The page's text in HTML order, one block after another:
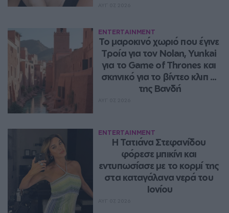
ENTERTAINMENT
Το μαροκινό χωριό που έγινε
Τροία για τον Nolan, Yunkai
για το Game of Thrones και
σκηνικό για το βίντεο κλιπ ...
της Βανδή
ENTERTAINMENT
Η Τατιάνα Στεφανίδου
φόρεσε μπικίνι και
εντυπωσίασε με το κορμί της
στα καταγάλανα νερά του
Ιονίου